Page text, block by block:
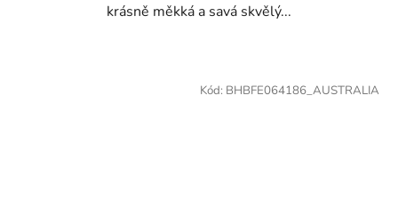
krásně měkká a savá skvělý...
Kód: BHBFE064186_AUSTRALIA